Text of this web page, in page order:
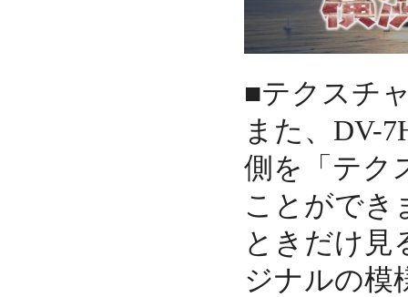
■テクスチ
また、DV-
側を「テク
ことができ
ときだけ見
ジナルの模